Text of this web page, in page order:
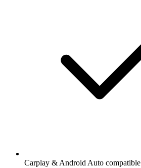
Carplay & Android Auto compatible